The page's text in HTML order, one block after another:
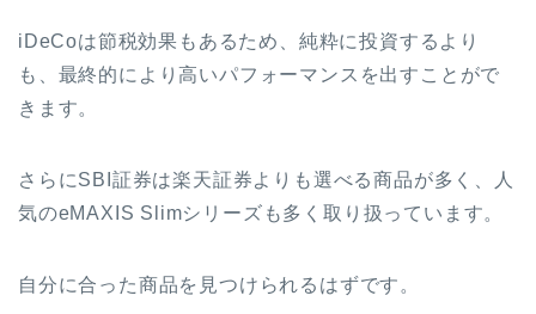
iDeCoは節税効果もあるため、純粋に投資するより
も、最終的により高いパフォーマンスを出すことがで
きます。
さらにSBI証券は楽天証券よりも選べる商品が多く、人
気のeMAXIS Slimシリーズも多く取り扱っています。
自分に合った商品を見つけられるはずです。